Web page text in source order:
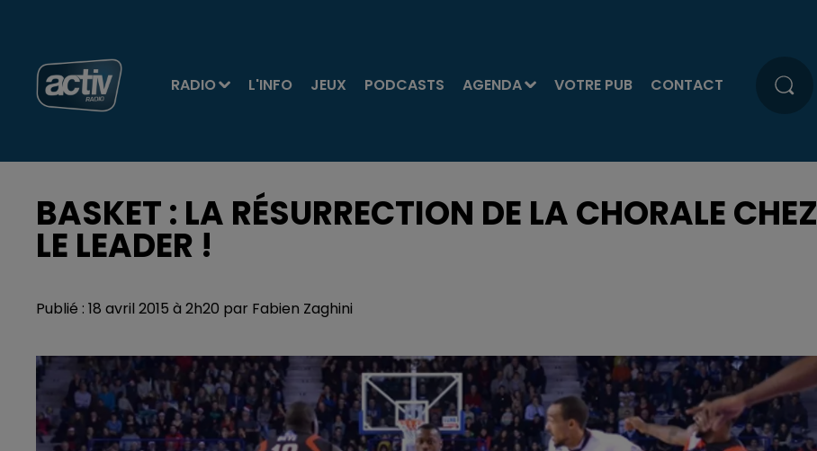
RADIO L'INFO JEUX PODCASTS AGENDA VOTRE PUB CONTACT
BASKET : LA RÉSURRECTION DE LA CHORALE CHEZ
LE LEADER !
Publié : 18 avril 2015 à 2h20 par Fabien Zaghini